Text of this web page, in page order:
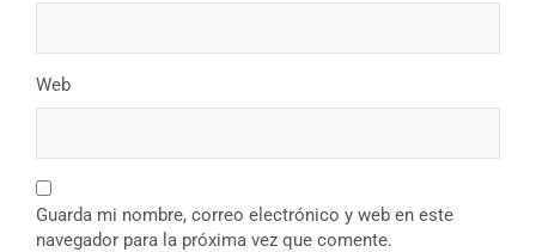
Web
Guarda mi nombre, correo electrónico y web en este
navegador para la próxima vez que comente.